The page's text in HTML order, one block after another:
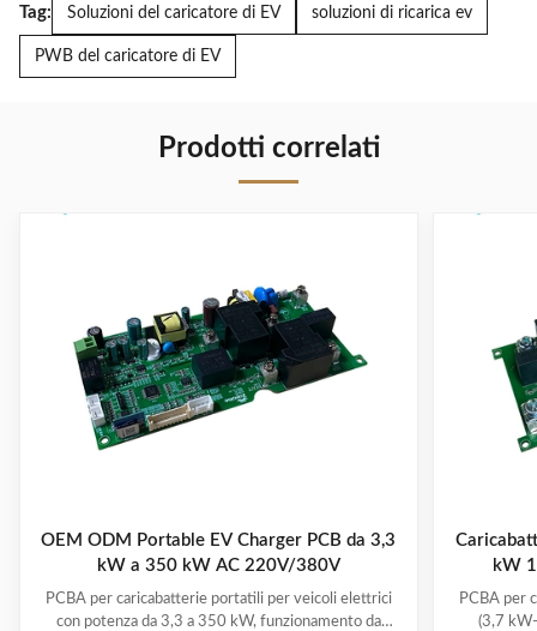
Tag: Soluzioni del caricatore di EV soluzioni di ricarica ev
PWB del caricatore di EV
Prodotti correlati
OEM ODM Portable EV Charger PCB da 3,3
kW a 350 kW AC 220V/380V
PCBA per caricabatterie portatili per veicoli elettrici
con potenza da 3,3 a 350 kW, funzionamento da
kW
PCBA per
(3,7